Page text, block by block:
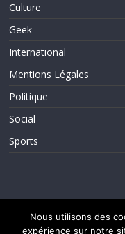
Culture
Geek
International
Mentions Légales
Politique
Social
Sports
Nous utilisons des
expérience sur notre